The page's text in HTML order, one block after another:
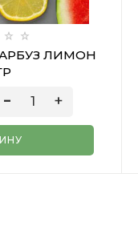
АРБУЗ ЛИМОН